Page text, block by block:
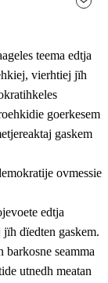
prinsihph
teema edtja
vierhtiej jïh
goerkesem
gaskem
ovmessie
edtja
dïedten gaskem.
seamma
utnedh meatan